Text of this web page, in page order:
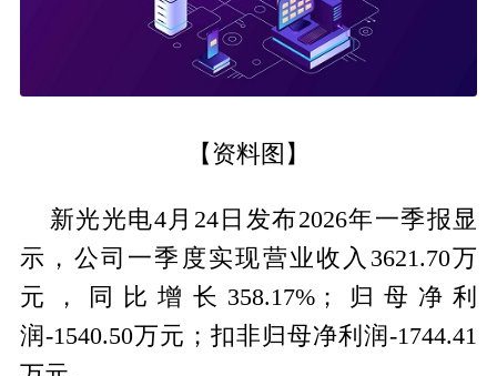
【资料图】
新光光电4月24日发布2026年一季报显
示，公司一季度实现营业收入3621.70万
元，同比增长358.17%；归母净利
润-1540.50万元；扣非归母净利润-1744.41